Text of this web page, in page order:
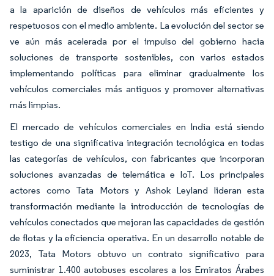
a la aparición de diseños de vehículos más eficientes y
respetuosos con el medio ambiente. La evolución del sector se
ve aún más acelerada por el impulso del gobierno hacia
soluciones de transporte sostenibles, con varios estados
implementando políticas para eliminar gradualmente los
vehículos comerciales más antiguos y promover alternativas
más limpias.
El mercado de vehículos comerciales en India está siendo
testigo de una significativa integración tecnológica en todas
las categorías de vehículos, con fabricantes que incorporan
soluciones avanzadas de telemática e IoT. Los principales
actores como Tata Motors y Ashok Leyland lideran esta
transformación mediante la introducción de tecnologías de
vehículos conectados que mejoran las capacidades de gestión
de flotas y la eficiencia operativa. En un desarrollo notable de
2023, Tata Motors obtuvo un contrato significativo para
suministrar 1.400 autobuses escolares a los Emiratos Árabes